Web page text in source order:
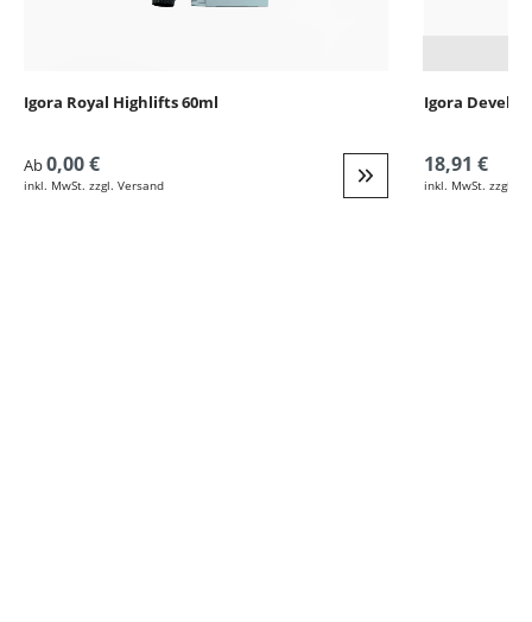
Igora Royal Highlifts 60ml
Ab0,00 €
inkl. MwSt. zzgl. Versand Weiter zur Detail
Igora
18,91 €
inkl. MwSt. zzgl.